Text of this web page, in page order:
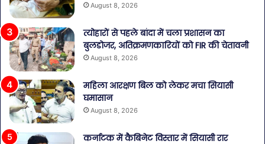
August 8, 2026
त्योहारों से पहले बांदा में चला प्रशासन का
बुलडोजर, अतिक्रमणकारियों को FIR की चेतावनी
August 8, 2026
महिला आरक्षण बिल को लेकर मचा सियासी
घमासान
August 8, 2026
कर्नाटक में कैबिनेट विस्तार में सियासी रार